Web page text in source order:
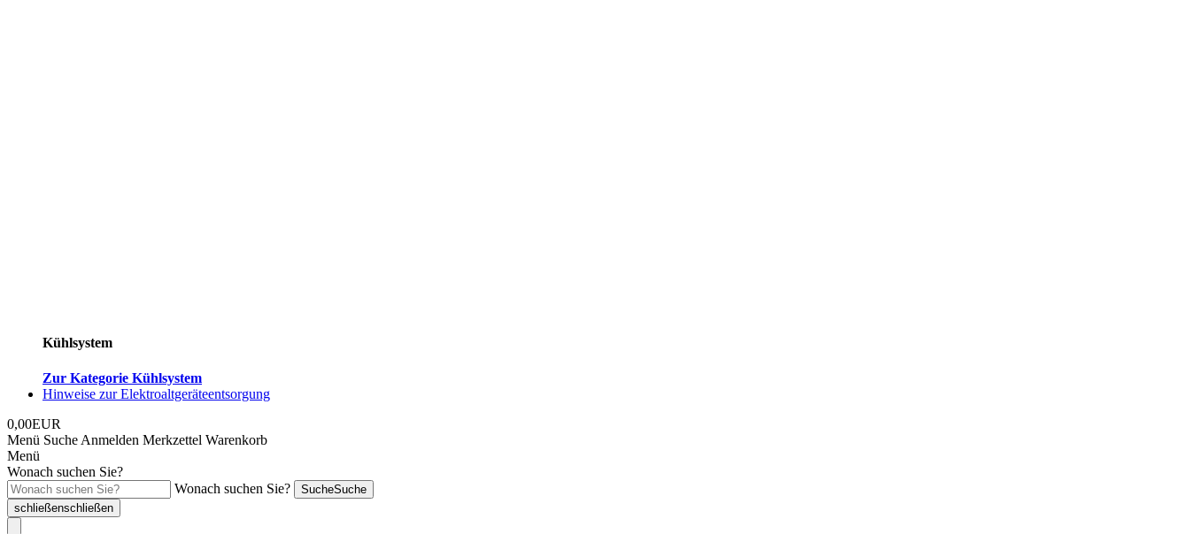
Kühlsystem
Zur Kategorie Kühlsystem
Hinweise zur Elektroaltgeräteentsorgung
0,00EUR
Menü Suche Anmelden Merkzettel Warenkorb
Menü
Wonach suchen Sie?
Wonach suchen Sie?
SucheSuche
schließenschließen